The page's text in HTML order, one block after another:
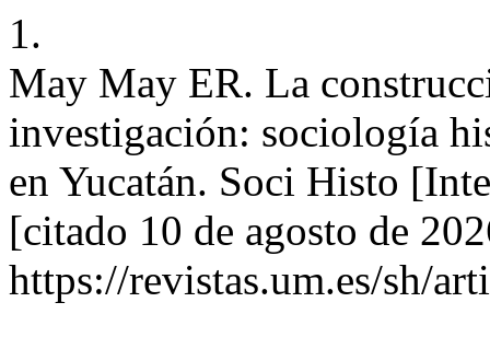
1.
May May ER. La
investigación: sociología
en Yucatán. Soci Histo
[citado 10 de agosto de
https://revistas.um.es/sh/